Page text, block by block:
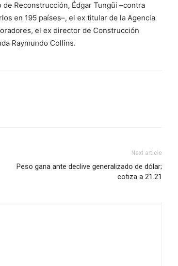
Reconstrucción, Édgar Tungüi –contra
en 195 países–, el ex titular de la Agencia
el ex director de Construcción
Raymundo Collins.
Next article
Peso gana ante declive generalizado de dólar;
cotiza a 21.21